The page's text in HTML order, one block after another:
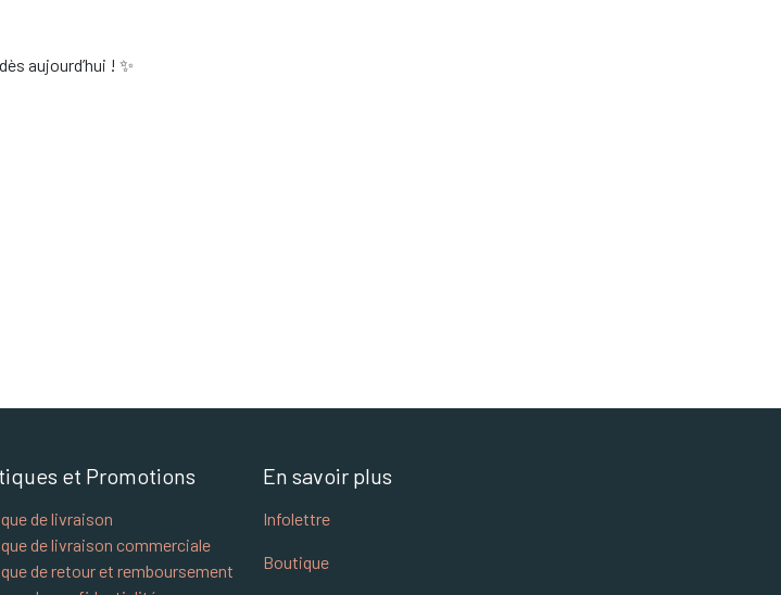
aujourd’hui ! ✨
En savoir plus
Infolettre
Boutique
et Promotions
de livraison
de livraison commerciale
de retour et remboursement